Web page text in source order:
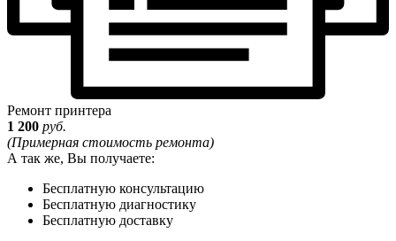
Ремонт принтера
1 200 руб.
(Примерная стоимость ремонта)
А так же, Вы получаете:
Бесплатную консультацию
Бесплатную диагностику
Бесплатную доставку